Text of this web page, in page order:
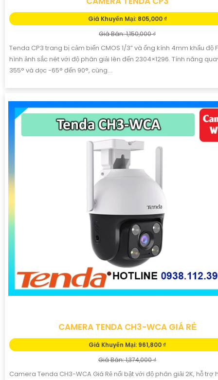
Giá Khuyến Mại: 805,000 ₫
Giá Bán: 1,150,000 ₫
Tenda CP3 trang bị cảm biến CMOS 1/3” và ống kính 4mm khẩu độ
hình ảnh sắc nét với độ phân giải lên đến 2304×1296. Tính năng
355° và dọc -65° đến 90°, cùng...
CAMERA TENDA CH3-WCA GIÁ RẺ
Giá Khuyến Mại: 961,800 ₫
Giá Bán: 1,374,000 ₫
Camera Tenda CH3-WCA Giá Rẻ nổi bật với độ phân giải 2K, hỗ trợ